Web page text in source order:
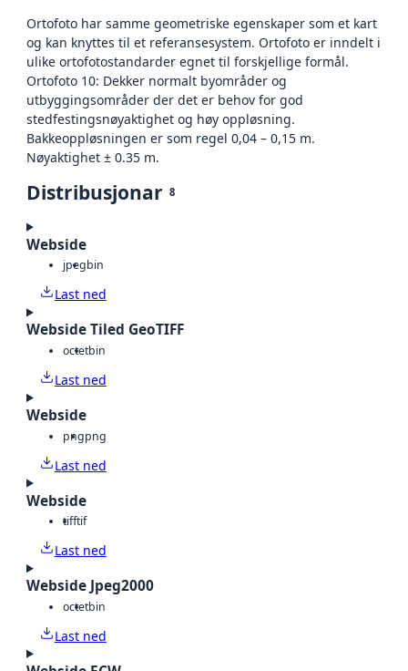
Ortofoto har samme geometriske egenskaper som et kart
og kan knyttes til et referansesystem. Ortofoto er inndelt i
ulike ortofotostandarder egnet til forskjellige formål.
Ortofoto 10: Dekker normalt byområder og
utbyggingsområder der det er behov for god
stedfestingsnøyaktighet og høy oppløsning.
Bakkeoppløsningen er som regel 0,04 – 0,15 m.
Nøyaktighet ± 0.35 m.
Distribusjonar 8
Webside
jpegbin
Last ned
Webside Tiled GeoTIFF
octetbin
Last ned
Webside
pngpng
Last ned
Webside
tifftif
Last ned
Webside Jpeg2000
octetbin
Last ned